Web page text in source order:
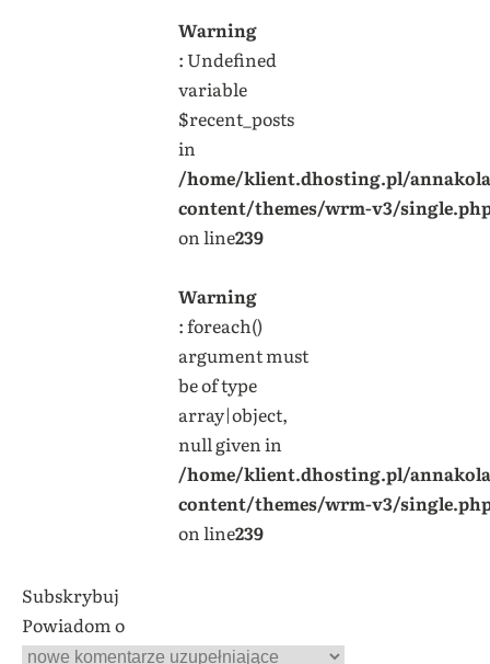
Warning
: Undefined
variable
$recent_posts
in
/home/klient.dhosting.pl/
content/themes/wrm-v3/
on line239
Warning
: foreach()
argument must
be of type
array|object,
null given in
/home/klient.dhosting.pl/
content/themes/wrm-v3/
on line239
Subskrybuj
Powiadom o